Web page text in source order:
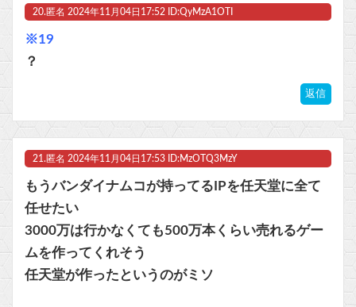
20. 匿名 2024年11月04日17:52 ID:QyMzA1OTI
※19
？
返信
21. 匿名 2024年11月04日17:53 ID:MzOTQ3MzY
もうバンダイナムコが持ってるIPを任天堂に全て
任せたい
3000万は行かなくても500万本くらい売れるゲー
ムを作ってくれそう
任天堂が作ったというのがミソ